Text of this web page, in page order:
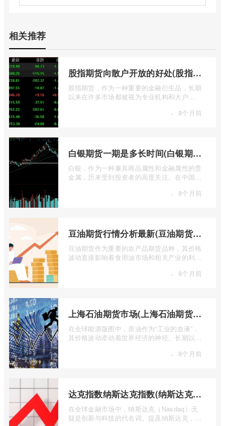
相关推荐
股指期货向散户开放的好处(股指期货对利空信息更加敏感吗)
股指期货，作为一种重要的金融衍生品，长期
以来在许多市场都被视为专业机构和大户
· 8个月前
白银期货一期是多长时间(白银期货涨幅一天最高多少)
白银，作为一种兼具商品属性和金融属性的贵
金属，历来受到投资者的高度关注。在中国市
· 8个月前
豆油期货行情分析最新(豆油期货行情实时行情)
豆油期货作为重要的农产品期货品种，其价格
波动直接影响着食用油市场和相关产业的利
· 8个月前
上海石油期货市场(上海石油期货市场行情)
在全球能源版图中，原油作为“工业的血液”，
其价格波动牵动着世界经济的神经。长期以
· 8个月前
达克指数纳斯达克指数(纳斯达克指数与纳斯达克100的区别)
在全球金融市场中，纳斯达克（Nasdaq）无
疑是创新与科技的代名词。提及纳斯达克，人